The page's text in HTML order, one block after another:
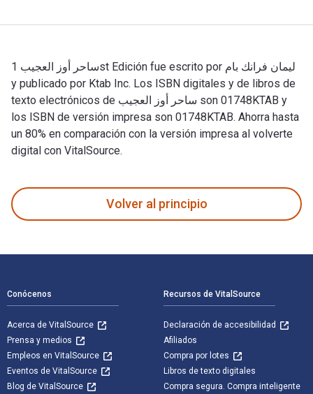
ساحر أوز العجيب 1st Edición fue escrito por ليمان فرانك بام
y publicado por Ktab Inc. Los ISBN digitales y de libros de
texto electrónicos de ساحر أوز العجيب son 01748KTAB y
los ISBN de versión impresa son 01748KTAB. Ahorra hasta
un 80% en comparación con la versión impresa al volverte
digital con VitalSource.
Volver al principio
Conócenos
Acerca de VitalSource
Prensa y medios
Empleos en VitalSource
Eventos de VitalSource
Blog de VitalSource
Recursos de VitalSource
Declaración de accesibilidad
Afiliados
Compra por lotes
Libros de texto digitales
Compra segura. Compra inteligente